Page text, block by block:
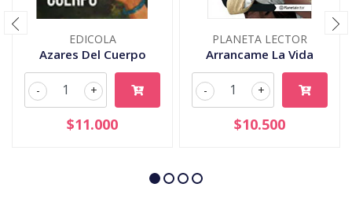
EDICOLA
Azares Del Cuerpo
+
-
$11.000
PLANETA LECTOR
Arrancame La Vida
+
-
$10.500